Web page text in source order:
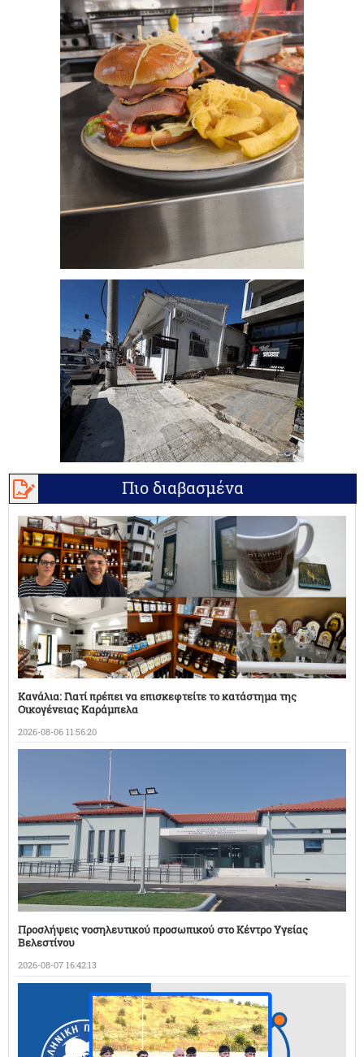
Πιο διαβασμένα
Κανάλια: Γιατί πρέπει να επισκεφτείτε το κατάστημα της
Οικογένειας Καράμπελα
2026-08-06 11:56:20
Προσλήψεις νοσηλευτικού προσωπικού στο Κέντρο Υγείας
Βελεστίνου
2026-08-07 16:42:13